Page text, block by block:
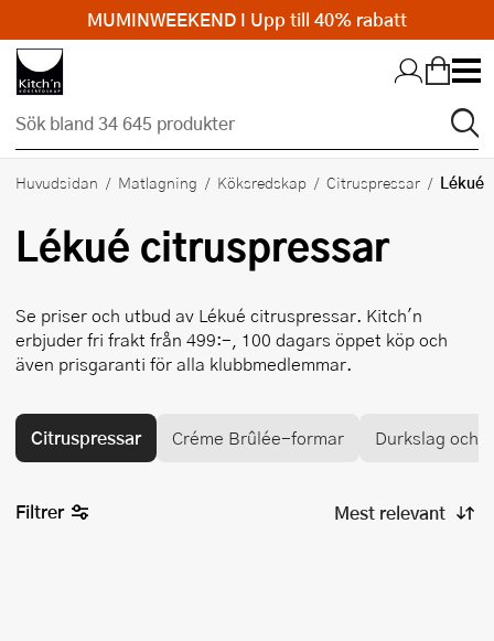
Hopp till huvudinnehållet
Huvudsidan Matlagning Köksredskap Citruspressar Lékué
Lékué citruspressar
Se priser och utbud av Lékué citruspressar. Kitch'n
erbjuder fri frakt från 499:-, 100 dagars öppet köp och
även prisgaranti för alla klubbmedlemmar.
Citruspressar Créme Brûlée-formar Durkslag och
Filtrer
MUMINWEEKEND I Upp till 40% rabatt